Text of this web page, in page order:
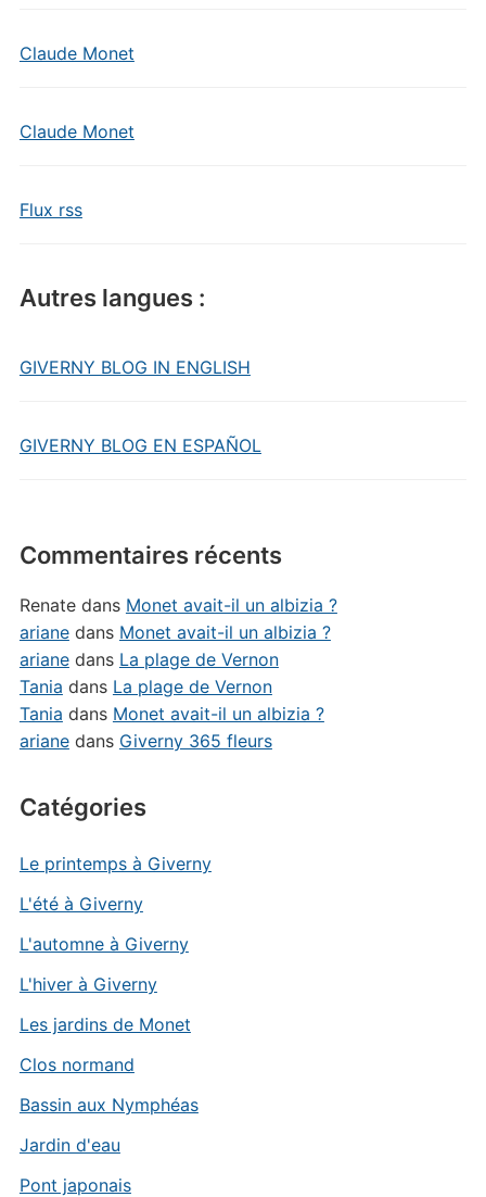
Claude Monet
Claude Monet
Flux rss
Autres langues :
GIVERNY BLOG IN ENGLISH
GIVERNY BLOG EN ESPAÑOL
Commentaires récents
Renatedans Monet avait-il un albizia ?
arianedans Monet avait-il un albizia ?
arianedans La plage de Vernon
Tania dans La plage de Vernon
Tania dans Monet avait-il un albizia ?
arianedans Giverny 365 fleurs
Catégories
Le printemps à Giverny
L'été à Giverny
L'automne à Giverny
L'hiver à Giverny
Les jardins de Monet
Clos normand
Bassin aux Nymphéas
Jardin d'eau
Pont japonais